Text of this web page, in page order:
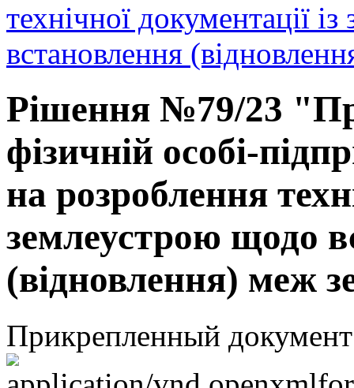
технічної документації
встановлення
Рішення №79/23
фізичній особі-
на розроблення
землеустрою щодо
(відновлення) меж
Прикрепленный